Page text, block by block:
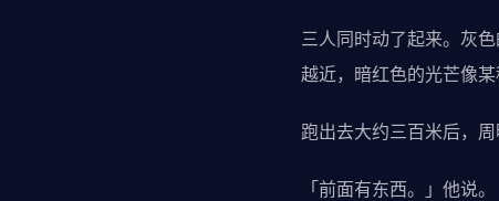
三人同时动了起来。灰
越近，暗红色的光芒像
跑出去大约三百米后，周
「前面有东西。」他说。